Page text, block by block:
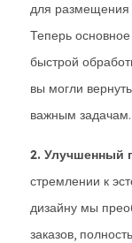
для размещения
Теперь
быстрой
вы могли
важным задачам.
2. Улучшенный
стремлении к
дизайну мы
заказов,